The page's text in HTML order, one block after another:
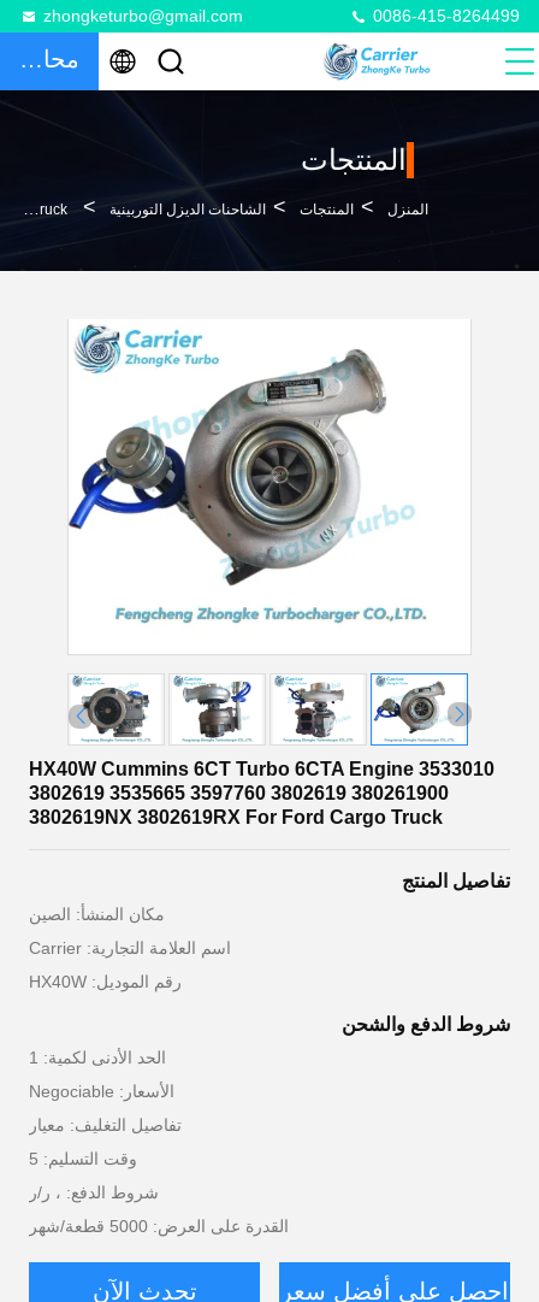
zhongketurbo@gmail.com 0086-415-8264499
محادثة
المنتجات
المنزل > المنتجات > الشاحنات الديزل التوربينية >
HX40W Cummins 6CT Turbo 6CTA Engine 3533010 3802619 3535665 3597760 3802619 380261900 3802619NX 3802619RX For Ford Cargo Truck
HX40W Cummins 6CT Turbo 6CTA Engine 3533010
3802619 3535665 3597760 3802619 380261900
3802619NX 3802619RX For Ford Cargo Truck
تفاصيل المنتج
مكان المنشأ: الصين
اسم العلامة التجارية: Carrier
رقم الموديل: HX40W
شروط الدفع والشحن
الحد الأدنى لكمية: 1
الأسعار: Negociable
تفاصيل التغليف: معيار
وقت التسليم: 5
شروط الدفع: ، ر/ر
القدرة على العرض: 5000 قطعة/شهر
احصل على أفضل سعر تحدث الآن